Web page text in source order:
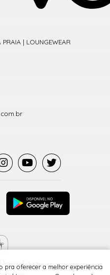
| LOUNGEWEAR
RESERVADOS
pra oferecer a melhor experiência